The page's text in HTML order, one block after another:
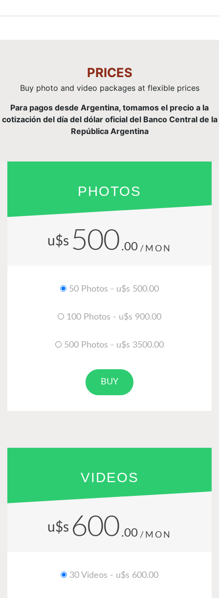
PRICES
Buy photo and video packages at flexible prices
Para pagos desde Argentina, tomamos el precio a la
cotización del día del dólar oficial del Banco Central de la
República Argentina
PHOTOS
u$s 500 .00 /MON
50 Photos - u$s 500.00
100 Photos - u$s 900.00
500 Photos - u$s 3500.00
BUY
VIDEOS
u$s 600 .00 /MON
30 Videos - u$s 600.00